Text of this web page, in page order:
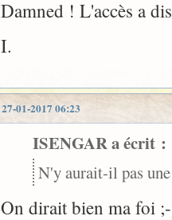
Damned ! L'accès a
I.
27-01-2017 06:23
ISENGAR a écrit :
N'y aurait-il pas
On dirait bien ma foi